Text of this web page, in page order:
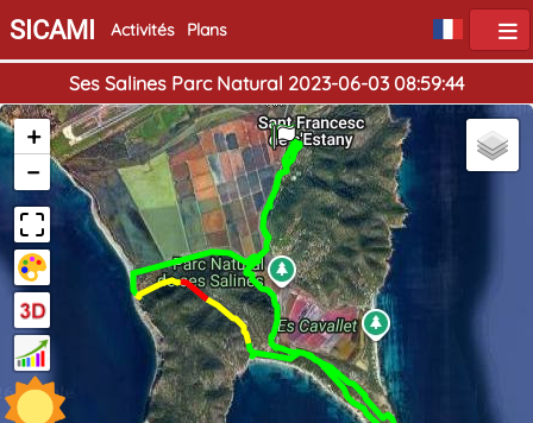
SICAMI Activités Plans
Ses Salines Parc Natural 2023-06-03 08:59:44
Fin
+
−